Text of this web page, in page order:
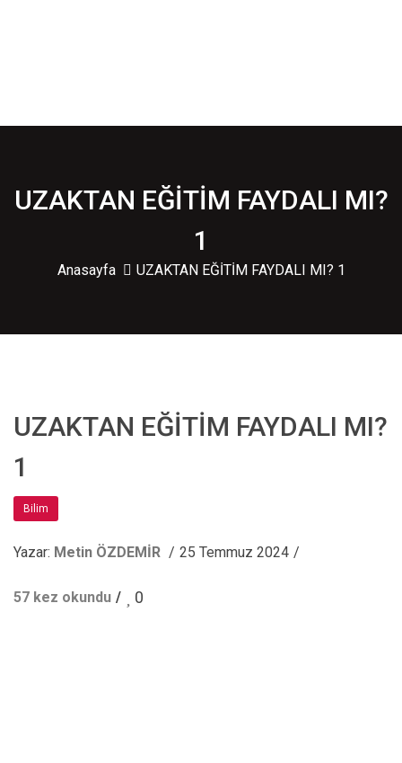
UZAKTAN EĞİTİM FAYDALI MI?
1
Anasayfa UZAKTAN EĞİTİM FAYDALI MI? 1
UZAKTAN EĞİTİM FAYDALI MI?
1
Bilim
Yazar: Metin ÖZDEMİR 25 Temmuz 2024
57 kez okundu 0